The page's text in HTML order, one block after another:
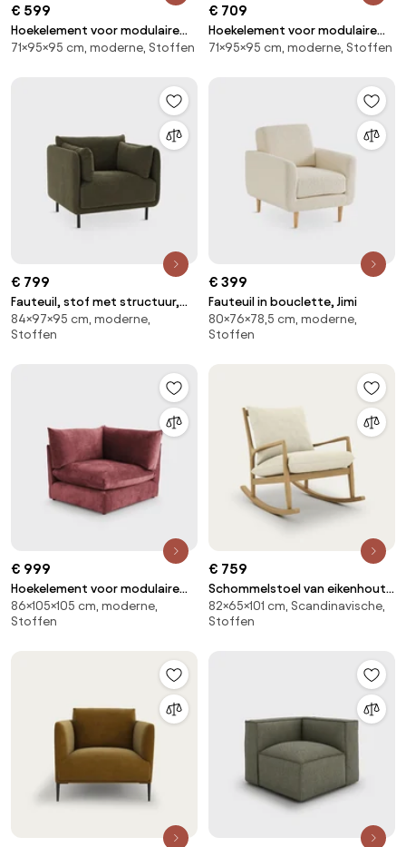
€ 599
Hoekelement voor modulaire
bank, in ribfluweel, Seven
71×95×95 cm, moderne, Stoffen
€ 709
Hoekelement voor modulaire
bank, in badstof, Seven
71×95×95 cm, moderne, Stoffen
€ 799
Fauteuil, stof met structuur,
Victor
84×97×95 cm, moderne,
Stoffen
€ 399
Fauteuil in bouclette, Jimi
80×76×78,5 cm, moderne,
Stoffen
€ 999
Hoekelement voor modulaire
bank, in structuurfluweel, Malo
86×105×105 cm, moderne,
Stoffen
€ 759
Schommelstoel van eikenhout,
fineer en linnen, Dilma
82×65×101 cm, Scandinavische,
Stoffen